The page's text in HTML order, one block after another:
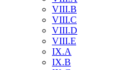
VIII.B
VIII.C
VIII.D
VIII.E
IX.A
IX.B